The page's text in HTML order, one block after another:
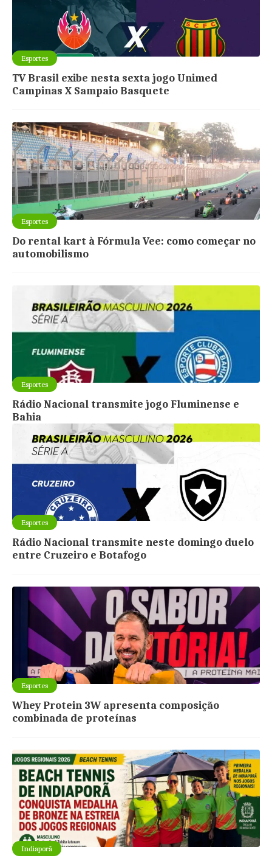
Esportes
TV Brasil exibe nesta sexta jogo Unimed
Campinas X Sampaio Basquete
Esportes
Do rental kart à Fórmula Vee: como começar no
automobilismo
Esportes
Rádio Nacional transmite jogo Fluminense e
Bahia
Esportes
Rádio Nacional transmite neste domingo duelo
entre Cruzeiro e Botafogo
Esportes
Whey Protein 3W apresenta composição
combinada de proteínas
Indiaporã